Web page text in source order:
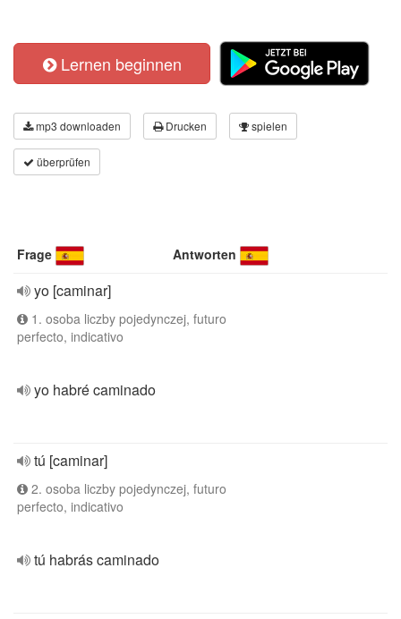
Lernen beginnen
mp3 downloaden Drucken spielen
überprüfen
Frage Antworten
yo [caminar]
1. osoba liczby pojedynczej, futuro
perfecto, indicativo
yo habré caminado
tú [caminar]
2. osoba liczby pojedynczej, futuro
perfecto, indicativo
tú habrás caminado